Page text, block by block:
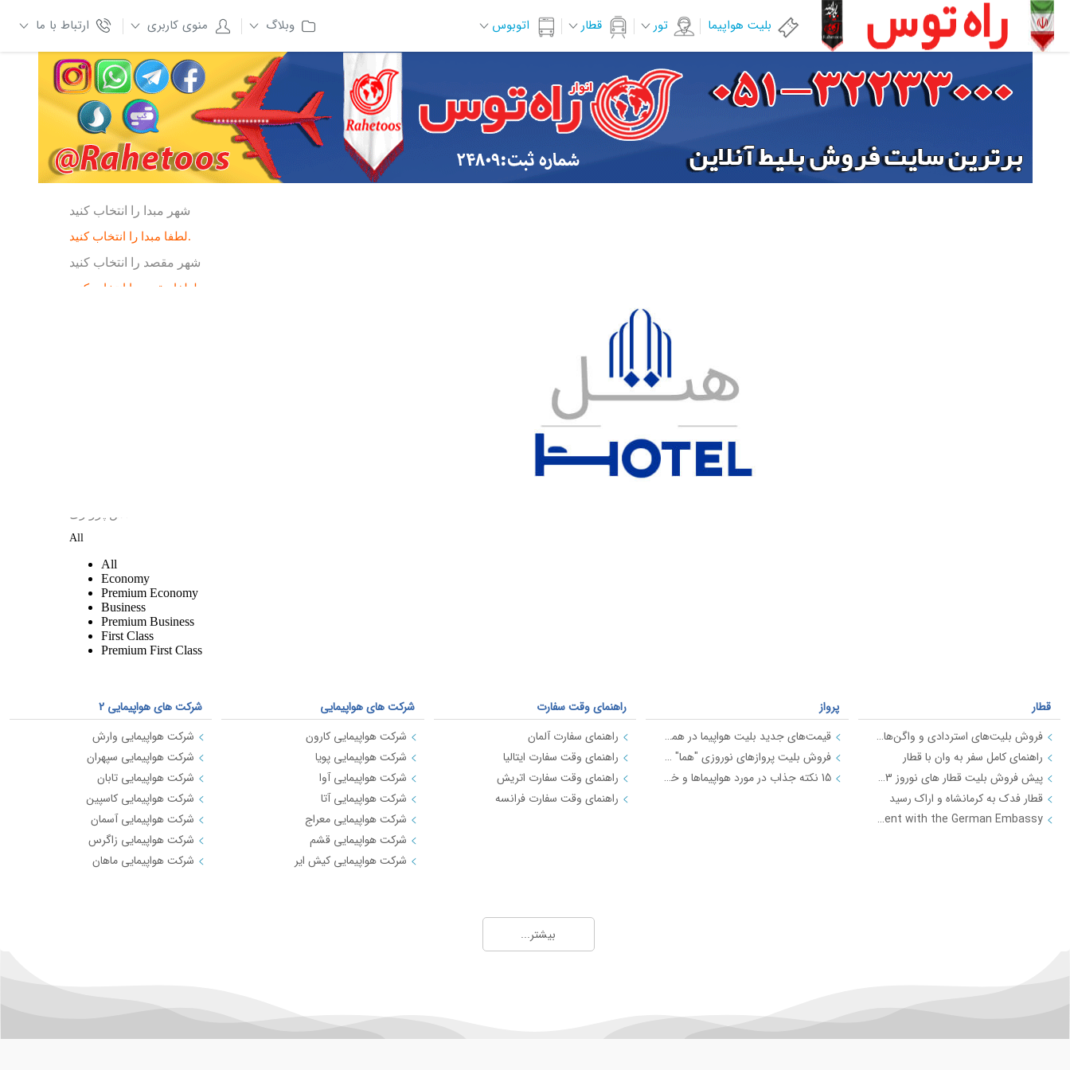
بلیت هواپیما تور قطار اتوبوس ارتباط با ما منوی کاربری وبلاگ
قطار
فروش بلیت‌های استردادی و واگن‌های اضافه شده دوشنبه 20 اسفند ماه
راهنمای کامل سفر به وان با قطار
پیش فروش بلیت قطار های نوروز 1403 از فردا 7 اسفند
قطار فدک به کرمانشاه و اراک رسید
Appointment with the German Embassy
پرواز
قیمت‌های جدید بلیت هواپیما در همه مسیرها اعلام شد
فروش بلیت پروازهای نوروزی "هما" در مسیرهای داخلی
15 نکته جذاب در مورد هواپیماها و خطوط هوایی
راهنمای وقت سفارت
راهنمای سفارت آلمان
راهنمای وقت سفارت ایتالیا
راهنمای وقت سفارت اتریش
راهنمای وقت سفارت فرانسه
شرکت های هواپیمایی
شرکت هواپیمایی کارون
شرکت هواپیمایی پویا
شرکت هواپیمایی آوا
شرکت هواپیمایی آتا
شرکت هواپیمایی معراج
شرکت هواپیمایی قشم
شرکت هواپیمایی کیش ایر
شرکت های هواپیمایی 2
شرکت هواپیمایی وارش
شرکت هواپیمایی سپهران
شرکت هواپیمایی تابان
شرکت هواپیمایی کاسپین
شرکت هواپیمایی آسمان
شرکت هواپیمایی زاگرس
شرکت هواپیمایی ماهان
فرودگاه بین المللی مهرآباد
فرودگاه بین المللی هاشمی نژاد مشهد
معرفی قطار های 5 ستاره در ایران
بیشتر...